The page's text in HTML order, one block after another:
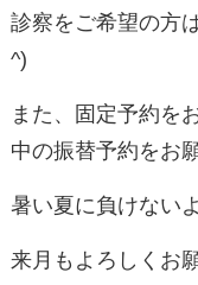
診察をご希望の方
^)
また、固定予約を
中の振替予約をお
暑い夏に負けない
来月もよろしくお